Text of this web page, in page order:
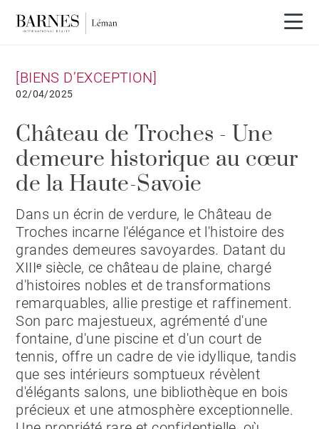
[BIENS D’EXCEPTION]
02/04/2025
Château de Troches - Une
demeure historique au cœur
de la Haute-Savoie
Dans un écrin de verdure, le Château de
Troches incarne l'élégance et l'histoire des
grandes demeures savoyardes. Datant du
XIIIᵉ siècle, ce château de plaine, chargé
d'histoires nobles et de transformations
remarquables, allie prestige et raffinement.
Son parc majestueux, agrémenté d'une
fontaine, d'une piscine et d'un court de
tennis, offre un cadre de vie idyllique, tandis
que ses intérieurs somptueux révèlent
d'élégants salons, une bibliothèque en bois
précieux et une atmosphère exceptionnelle.